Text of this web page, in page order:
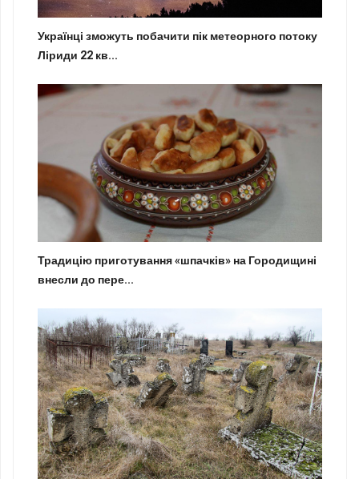
Українці зможуть побачити пік метеорного потоку
Ліриди 22 кв...
Традицію приготування «шпачків» на Городищині
внесли до пере...